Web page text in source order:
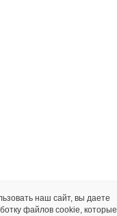
наш сайт, вы даете
файлов cookie, которые